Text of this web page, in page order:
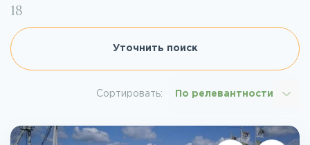
18
Уточнить поиск
Сортировать: По релевантности